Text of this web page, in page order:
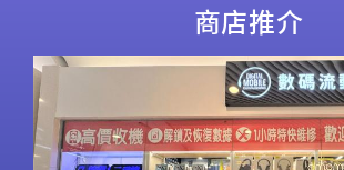
商店推介